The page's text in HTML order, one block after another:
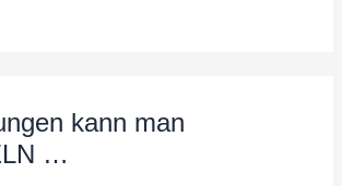
kann man
…